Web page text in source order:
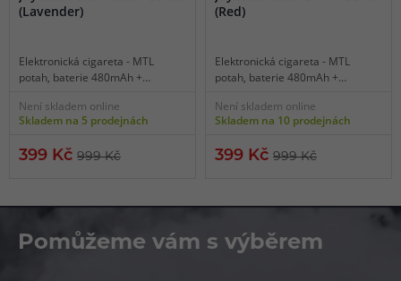
(Lavender)
Elektronická cigareta - MTL
potah, baterie 480mAh +
automatické spínání, automatický
výkon až 13W, dobíjení USB-C,
úložné dobíjecí pouzdro v balení,
nabíjení, LED indikace.
Není skladem online
Skladem na 5 prodejnách
399 Kč 999 Kč
(Red)
Elektronická cigareta - MTL
potah, baterie 480mAh +
automatické spínání, automatický
výkon až 13W, dobíjení USB-C,
úložné dobíjecí pouzdro v balení,
nabíjení, LED indikace.
Není skladem online
Skladem na 10 prodejnách
399 Kč 999 Kč
Pomůžeme vám s výběrem